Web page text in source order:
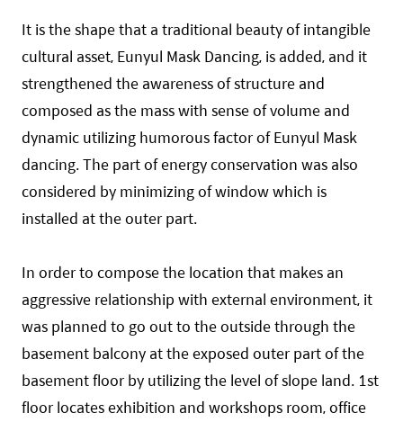
It is the shape that a traditional beauty of intangible
cultural asset, Eunyul Mask Dancing, is added, and it
strengthened the awareness of structure and
composed as the mass with sense of volume and
dynamic utilizing humorous factor of Eunyul Mask
dancing. The part of energy conservation was also
considered by minimizing of window which is
installed at the outer part.
In order to compose the location that makes an
aggressive relationship with external environment, it
was planned to go out to the outside through the
basement balcony at the exposed outer part of the
basement floor by utilizing the level of slope land. 1st
floor locates exhibition and workshops room, office